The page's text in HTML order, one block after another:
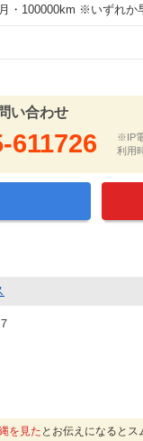
・100000km ※いずれか
い合わせ
611726
※IP
利用
を見た とお伝えになるとス